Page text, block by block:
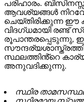
പരിഹാരം.
ആവശ്യങ്ങൾ
ചെയ്‌തിരിക്കുന്ന
വിദഗ്ധമായി രണ്ട്
സ്ഥലത്തിൻ്റെ
അനുവദിക്കുന്നു.
സ്ഥിര